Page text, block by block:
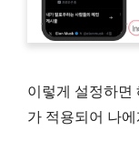
이렇게 설정하면
가 적용되어 나